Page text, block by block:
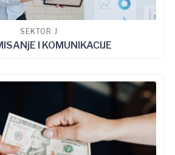
SEKTOR J
I KOMUNIKACIJE